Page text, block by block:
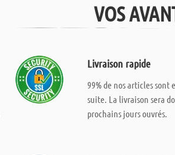
VOS
Livraison rapide
99% de nos articles sont
suite. La livraison sera
prochains jours ouvrés.